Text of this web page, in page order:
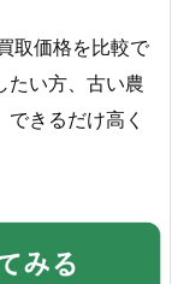
取価格を比較で
たい方、古い農
きるだけ高く